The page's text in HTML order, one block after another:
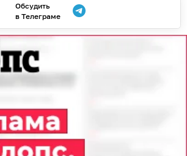
Обсудить
в Телеграме